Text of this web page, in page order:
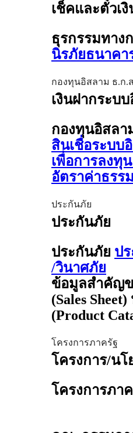
เช็คและตั๋วเ
ธุรกรรมทาง
นิรภัยธนาคา
กองทุนอิสลาม ธ.ก.
เงินฝากระบ
กองทุนอิสลา
สินเชื่อระบบ
เพื่อการลงทุ
อัตราค่าธรร
ประกันภัย
ประกันภัย
ประกันภัย ป
/วินาศภัย
ข้อมูลสำคัญ
(Sales
(Product
โครงการภาครัฐ
โครงการ/น
โครงการภา